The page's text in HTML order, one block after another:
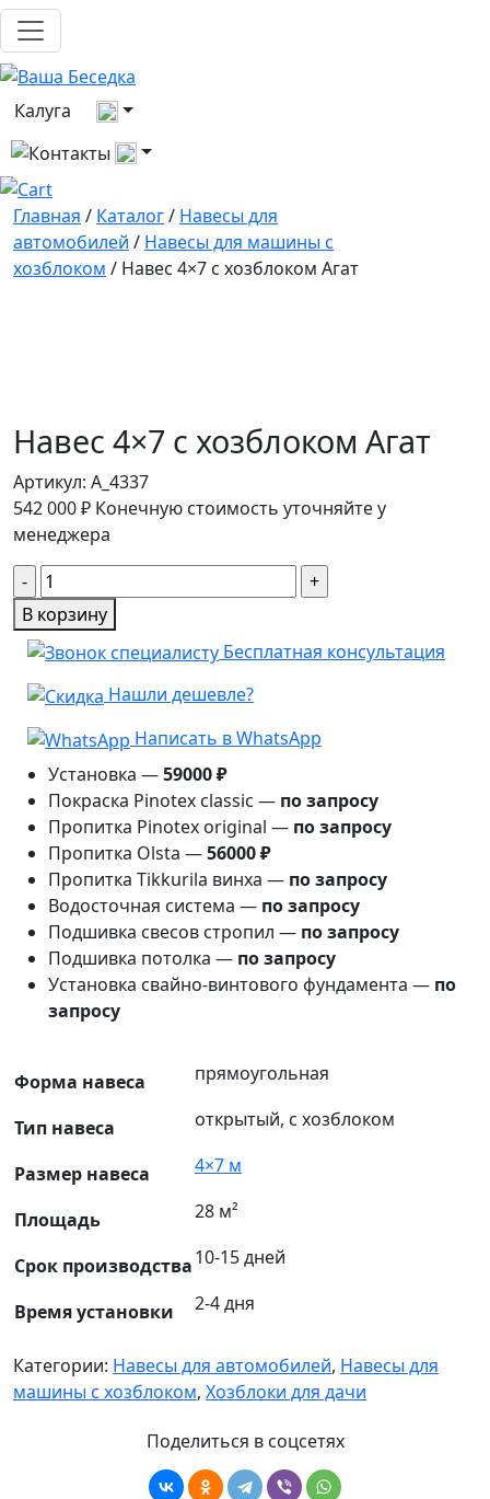
Калуга
Выберите город
Все контакты
Главная / Каталог/ Навесы для
автомобилей / Навесы для машины с
хозблоком / Навес 4×7 с хозблоком Агат
Навес 4×7 с хозблоком Агат
Артикул: A_4337
542 000₽ Конечную стоимость уточняйте у
менеджера
Количество
товара
Навес
4×7
хозблоком
Агат
В корзину
Бесплатная консультация
Нашли дешевле?
Написать в WhatsApp
Установка —59000 ₽
Покраска Pinotex classic — по запросу
Пропитка Pinotex original — по запросу
Пропитка Olsta —56000 ₽
Пропитка Tikkurila винха — по запросу
Водосточная система — по запросу
Подшивка свесов стропил — по запросу
Подшивка потолка — по запросу
Установка свайно-винтового фундамента — по
запросу
Форма навеса прямоугольная
Тип навеса открытый, с хозблоком
Размер навеса 4×7 м
Площадь 28 м²
Срок производства10-15 дней
Время установки 2-4 дня
Категории: Навесы для автомобилей, Навесы для
машины с хозблоком, Хозблоки для дачи
Поделиться в соцсетях